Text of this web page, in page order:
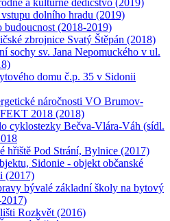
a kultúrne dedičstvo (2019)
dolního hradu (2019)
budoucnost (2018-2019)
zbrojnice Svatý Štěpán (2018)
sochy sv. Jana Nepomuckého v ul.
domu č.p. 35 v Sidonii
náročnosti VO Brumov-
2018 (2018)
cyklostezky Bečva-Vlára-Váh (sídl.
hřiště Pod Strání, Bylnice (2017)
Sidonie - objekt občanské
(2017)
bývalé základní školy na bytový
Rozkvět (2016)